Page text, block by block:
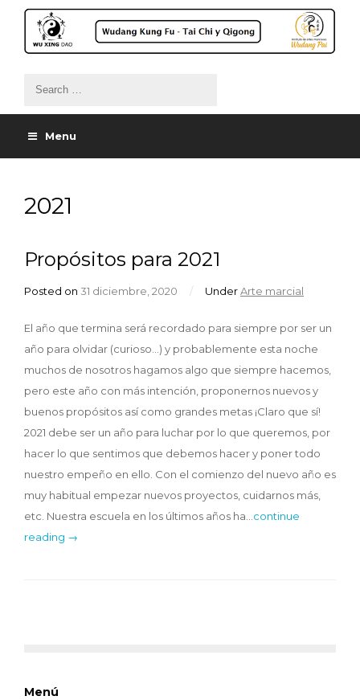
Menu
2021
Propósitos para 2021
Posted on 31 diciembre, 2020 / UnderArte marcial
El año que termina será recordado para siempre por ser un
año para olvidar (curioso…) y probablemente esta noche
muchos de nosotros hagamos algo que siempre hacemos,
pero este año con más intención, proponernos nuevos y
buenos propósitos así como grandes metas ¡Claro que sí!
2021 debe ser un año para luchar por lo que queremos, por
hacer lo que sentimos que debemos hacer y poner todo
nuestro empeño en ello. Con el comienzo del nuevo año es
muy habitual empezar nuevos proyectos, cuidarnos más,
etc. Nuestra escuela en los últimos años ha… continue
reading →
Menú